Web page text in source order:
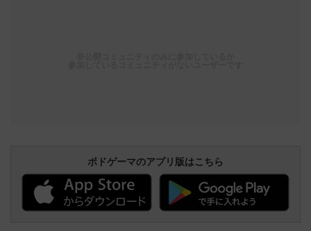
ボドゲーマのアプリ版はこちら